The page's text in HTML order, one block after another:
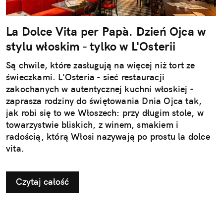
La Dolce Vita per Papà. Dzień Ojca w
stylu włoskim - tylko w L'Osterii
Są chwile, które zasługują na więcej niż tort ze
świeczkami. L'Osteria - sieć restauracji
zakochanych w autentycznej kuchni włoskiej -
zaprasza rodziny do świętowania Dnia Ojca tak,
jak robi się to we Włoszech: przy długim stole, w
towarzystwie bliskich, z winem, smakiem i
radością, którą Włosi nazywają po prostu la dolce
vita.
Czytaj całość